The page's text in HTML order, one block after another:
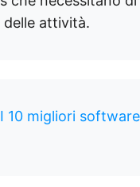
attività.
I 10 migliori